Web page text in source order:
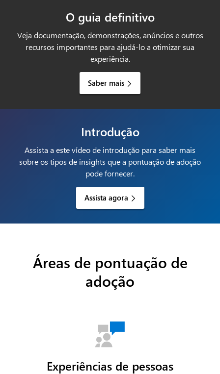
O guia definitivo
Veja documentação, demonstrações, anúncios e outros
recursos importantes para ajudá-lo a otimizar sua
experiência.
Saber mais
Introdução
Assista a este vídeo de introdução para saber mais
sobre os tipos de insights que a pontuação de adoção
pode fornecer.
Assista agora
Áreas de pontuação de
adoção
Experiências de pessoas